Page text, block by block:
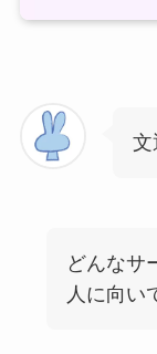
文
どんなサ
人に向い